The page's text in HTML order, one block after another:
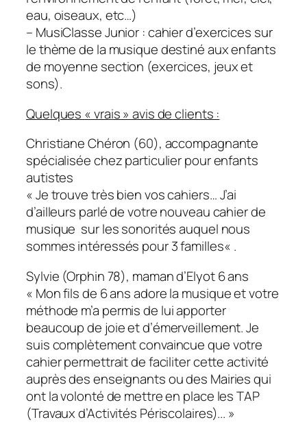
eau, oiseaux, etc…)
– MusiClasse Junior : cahier d’exercices sur
le thème de la musique destiné aux enfants
de moyenne section (exercices, jeux et
sons).
Quelques « vrais » avis de clients :
Christiane Chéron (60), accompagnante
spécialisée chez particulier pour enfants
autistes
«Je trouve très bien vos cahiers… J’ai
d’ailleurs parlé de votre nouveau cahier de
musique sur les sonorités auquel nous
sommes intéressés pour 3 familles« .
Sylvie (Orphin 78), maman d’Elyot 6 ans
« Mon fils de 6 ans adore la musique et votre
méthode m’a permis de lui apporter
beaucoup de joie et d’émerveillement. Je
suis complètement convaincue que votre
cahier permettrait de faciliter cette activité
auprès des enseignants ou des Mairies qui
ont la volonté de mettre en place les TAP
(Travaux d’Activités Périscolaires)... »